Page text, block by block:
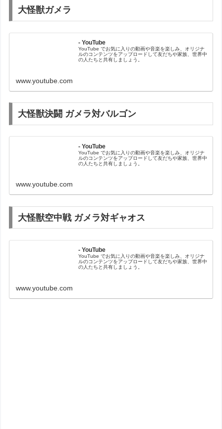
大怪獣ガメラ
- YouTube
YouTube でお気に入りの動画や音楽を楽しみ、オリジナ
ルのコンテンツをアップロードして友だちや家族、世界中
の人たちと共有しましょう。
www.youtube.com
大怪獣決闘 ガメラ対バルゴン
- YouTube
YouTube でお気に入りの動画や音楽を楽しみ、オリジナ
ルのコンテンツをアップロードして友だちや家族、世界中
の人たちと共有しましょう。
www.youtube.com
大怪獣空中戦 ガメラ対ギャオス
- YouTube
YouTube でお気に入りの動画や音楽を楽しみ、オリジナ
ルのコンテンツをアップロードして友だちや家族、世界中
の人たちと共有しましょう。
www.youtube.com